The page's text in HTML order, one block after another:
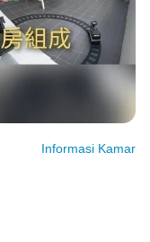
Informasi Kamar